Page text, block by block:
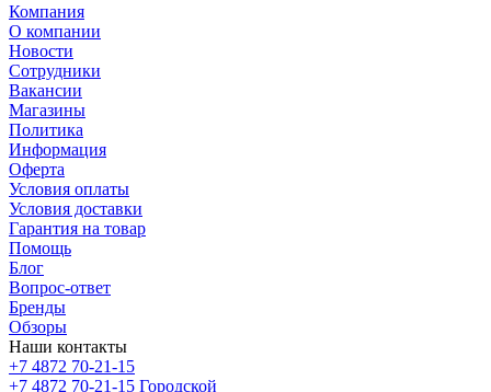
Компания
О компании
Новости
Сотрудники
Вакансии
Магазины
Политика
Информация
Оферта
Условия оплаты
Условия доставки
Гарантия на товар
Помощь
Блог
Вопрос-ответ
Бренды
Обзоры
Наши контакты
+7 4872 70-21-15
+7 4872 70-21-15 Городской